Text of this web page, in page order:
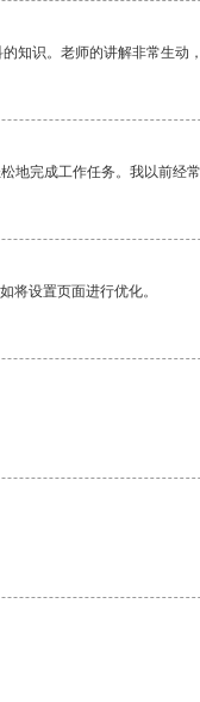
知识。老师的讲解非常生动
地完成工作任务。我以前经
将设置页面进行优化。